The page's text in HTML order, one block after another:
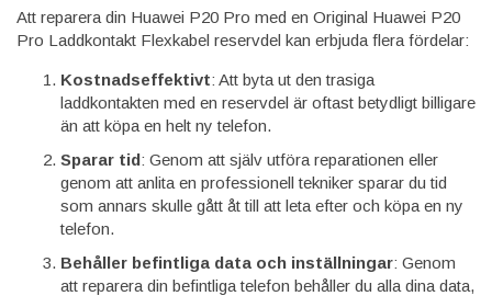
Att reparera din Huawei P20 Pro med en Original Huawei P20
Pro Laddkontakt Flexkabel reservdel kan erbjuda flera fördelar:
Kostnadseffektivt: Att byta ut den trasiga
laddkontakten med en reservdel är oftast betydligt billigare
än att köpa en helt ny telefon.
Sparar tid: Genom att själv utföra reparationen eller
genom att anlita en professionell tekniker sparar du tid
som annars skulle gått åt till att leta efter och köpa en ny
telefon.
Behåller befintliga data och inställningar: Genom
att reparera din befintliga telefon behåller du alla dina data,